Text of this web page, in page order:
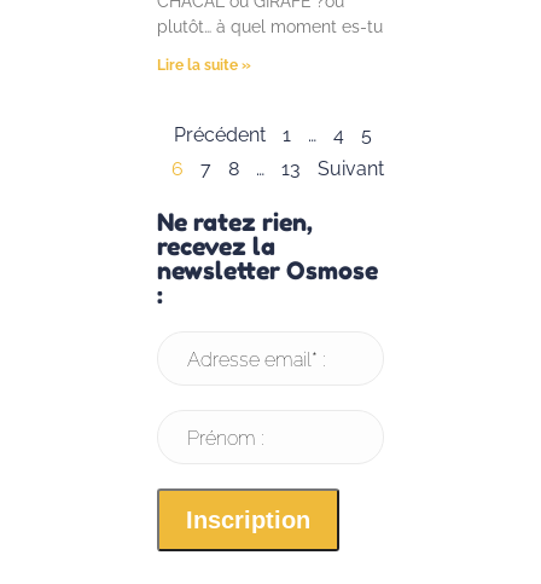
plutôt… à quel moment es-tu
Lire la suite »
Précédent 1 … 4
5
6
7 8 … 13 Suivant
Ne ratez rien,
recevez la
newsletter Osmose
:
Adresse email* :
Prénom :